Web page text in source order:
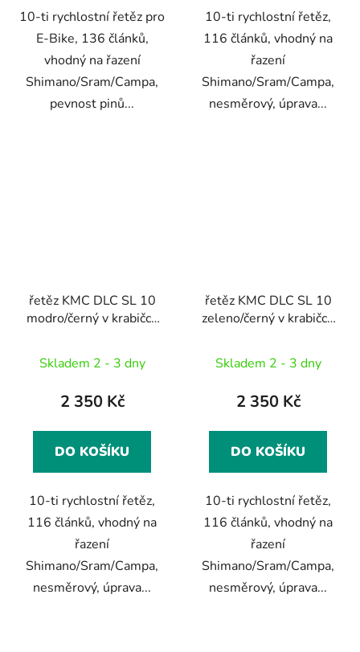
10-ti rychlostní řetěz pro
E-Bike, 136 článků,
vhodný na řazení
Shimano/Sram/Campa,
pevnost pinů...
10-ti rychlostní řetěz,
116 článků, vhodný na
řazení
Shimano/Sram/Campa,
nesměrový, úprava...
řetěz KMC DLC SL 10
modro/černý v krabičce
Skladem 2 - 3 dny
2 350 Kč
DO KOŠÍKU
10-ti rychlostní řetěz,
116 článků, vhodný na
řazení
Shimano/Sram/Campa,
nesměrový, úprava...
řetěz KMC DLC SL 10
zeleno/černý v krabičce
Skladem 2 - 3 dny
2 350 Kč
DO KOŠÍKU
10-ti rychlostní řetěz,
116 článků, vhodný na
řazení
Shimano/Sram/Campa,
nesměrový, úprava...